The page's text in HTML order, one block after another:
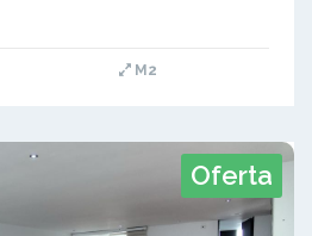
M2
Oferta